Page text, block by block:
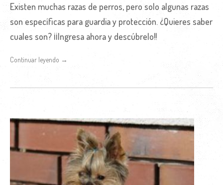
Existen muchas razas de perros, pero solo algunas razas
son específicas para guardia y protección. ¿Quieres saber
cuales son? ¡¡Ingresa ahora y descúbrelo!!
Continuar leyendo →